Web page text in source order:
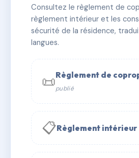
📍 9 rue Michèle Perrein
✓ Immatriculée 🏠 99 lots 🏗
📞 Contacter Syndic Digital
✉ Email
Consultez le règlement de
règlement intérieur et les
sécurité de la résidence,
langues.
📜Règlement de
publié
📋Règlement intérieur